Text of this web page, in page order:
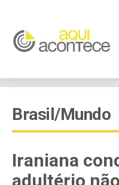
Brasil/Mundo
Iraniana
adultério